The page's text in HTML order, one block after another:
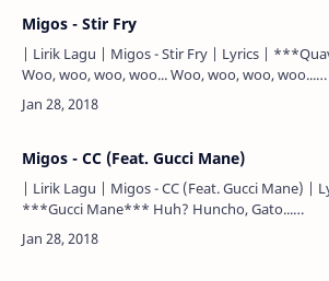
Migos - Stir Fry
| Lirik Lagu | Migos - Stir Fry | Lyrics | ***Quavo***
Woo, woo, woo, woo... Woo, woo, woo, woo...
***Quavo*** Dance with my dogs in the
(wroof) Trap n…
Migos - CC (Feat. Gucci Mane)
| Lirik Lagu | Migos - CC (Feat. Gucci Mane) |
***Gucci Mane*** Huh? Huncho, Gato...
***Quavo*** Bad b*tch know somethin'
somethin') Give her that…